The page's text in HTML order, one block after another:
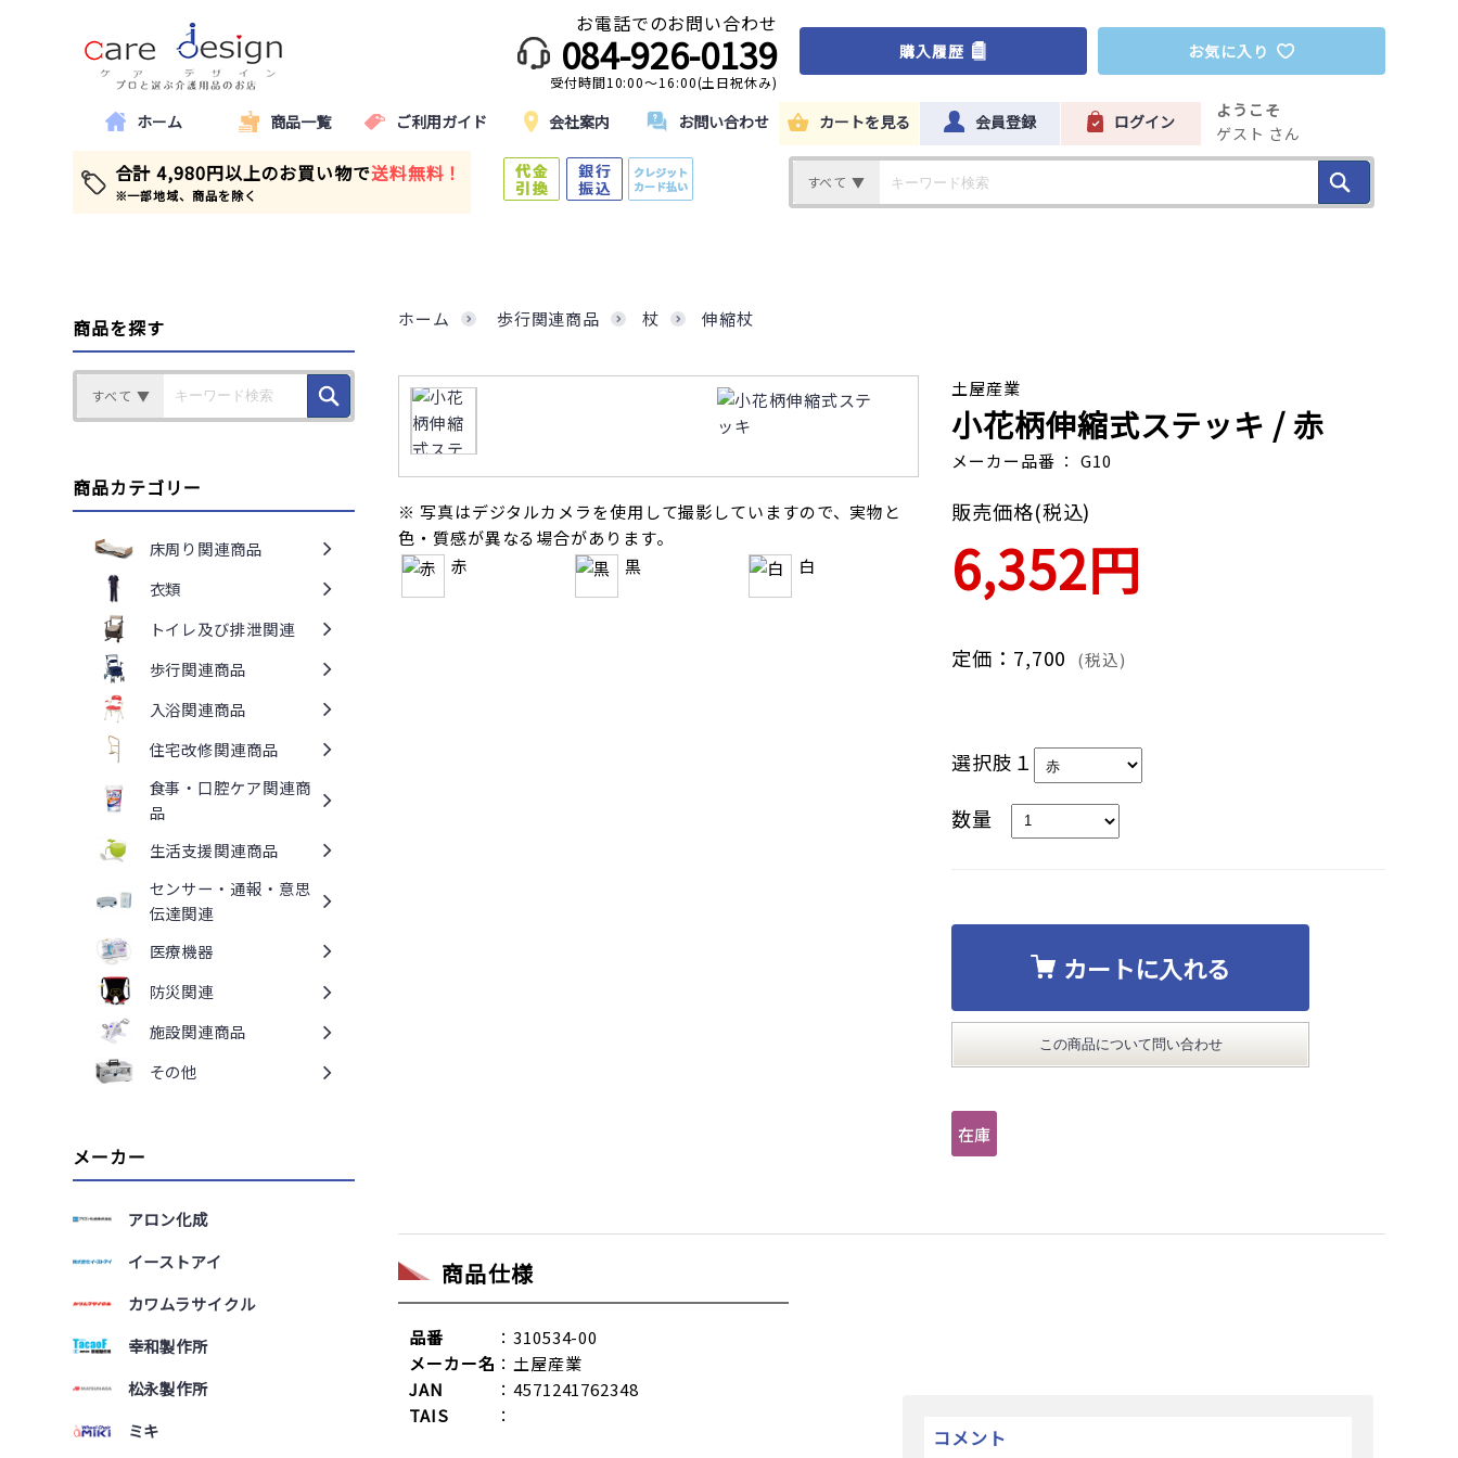
お電話でのお問い合わせ
084-926-0139
受付時間10:00～16:00(土日祝休み)
購入履歴 お気に入り
ホーム 商品一覧 ご利用ガイド 会社案内 お問い合わせ カートを見る 会員登録 ログイン
ようこそ
ゲスト さん
合計 4,980円以上のお買い物で送料無料！
※一部地域、商品を除く
すべて ▼
ホーム 歩行関連商品 杖 伸縮杖
※ 写真はデジタルカメラを使用して撮影していますので、実物と
色・質感が異なる場合があります。
赤
黒 白
土屋産業
小花柄伸縮式ステッキ / 赤
メーカー品番 ： G10
販売価格(税込)
6,352円
定価：7,700 (税込)
選択肢１
数量
カートに入れる
この商品について問い合わせ
商品仕様
品番
：310534-00
メーカー名 ：土屋産業
JAN
：4571241762348
TAIS
：
コメント
商品を探す
すべて ▼
商品カテゴリー
床周り関連商品
衣類
トイレ及び排泄関連
歩行関連商品
入浴関連商品
住宅改修関連商品
食事・口腔ケア関連商
品
生活支援関連商品
センサー・通報・意思
伝達関連
医療機器
防災関連
施設関連商品
その他
メーカー
アロン化成
イーストアイ
カワムラサイクル
幸和製作所
松永製作所
ミキ